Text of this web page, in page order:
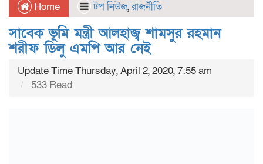
Home টপ নিউজ,রাজনীতি
সাবেক ভূমি মন্ত্রী আলহাজ্ব শামসুর রহমান
শরীফ ডিলু এমপি আর নেই
Update Time Thursday, April 2, 2020, 7:55 am
533 Read